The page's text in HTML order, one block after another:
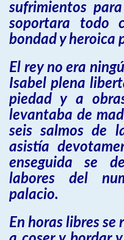
sufrimientos
soportara todo
bondad y heroica
El rey no era
Isabel plena
piedad y a
levantaba de
seis salmos de
asistía
enseguida se
labores del
palacio.
En horas libres se